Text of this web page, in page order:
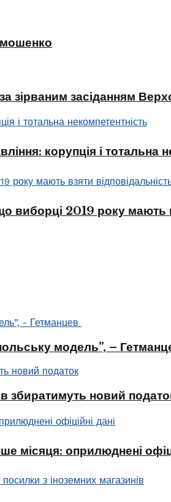
зірваним засіданням
корупція і тотальна
виборці 2019 року мають
модель”, –
збиратимуть новий
місяця: оприлюднені